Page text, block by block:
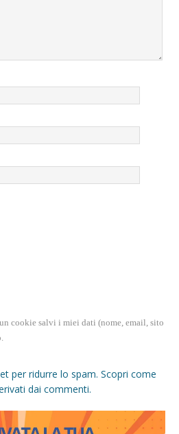
cookie salvi i miei dati (nome, email, sito
per ridurre lo spam. Scopri come
dai commenti.